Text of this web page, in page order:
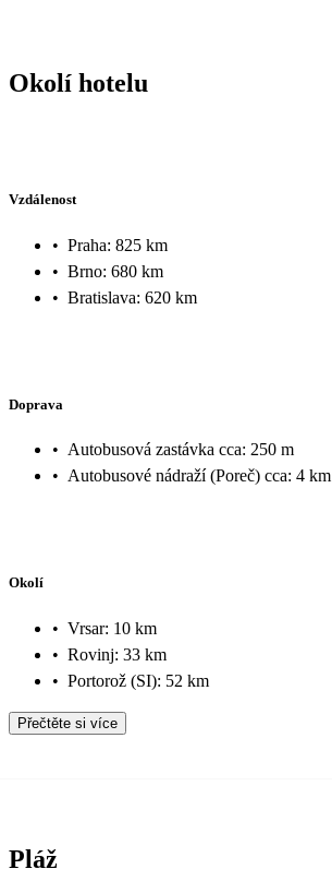
Okolí hotelu
Vzdálenost
• Praha: 825 km
• Brno: 680 km
• Bratislava: 620 km
Doprava
• Autobusová zastávka cca: 250 m
• Autobusové nádraží (Poreč) cca: 4 km
Okolí
• Vrsar: 10 km
• Rovinj: 33 km
• Portorož (SI): 52 km
Přečtěte si více
Pláž